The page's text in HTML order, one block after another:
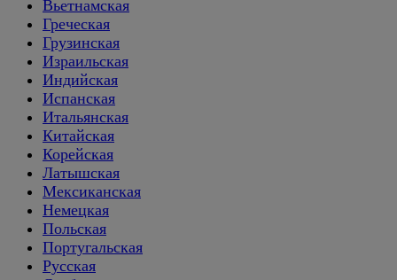
Вьетнамская
Греческая
Грузинская
Израильская
Индийская
Испанская
Итальянская
Китайская
Корейская
Латышская
Мексиканская
Немецкая
Польская
Португальская
Русская